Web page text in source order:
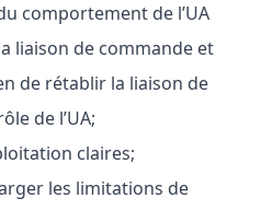
comportement de l’UA
liaison de commande et
de rétablir la liaison de
de l’UA;
claires;
les limitations de